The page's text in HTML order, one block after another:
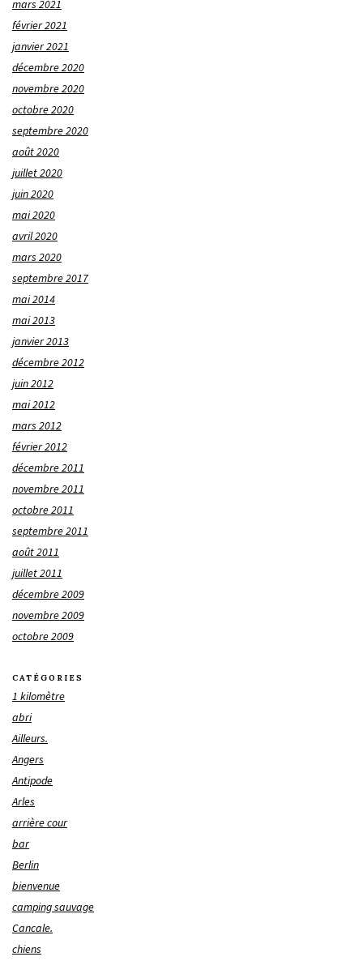
mars 2021
février 2021
janvier 2021
décembre 2020
novembre 2020
octobre 2020
septembre 2020
août 2020
juillet 2020
juin 2020
mai 2020
avril 2020
mars 2020
septembre 2017
mai 2014
mai 2013
janvier 2013
décembre 2012
juin 2012
mai 2012
mars 2012
février 2012
décembre 2011
novembre 2011
octobre 2011
septembre 2011
août 2011
juillet 2011
décembre 2009
novembre 2009
octobre 2009
CATÉGORIES
1 kilomètre
abri
Ailleurs.
Angers
Antipode
Arles
arrière cour
bar
Berlin
bienvenue
camping sauvage
Cancale.
chiens